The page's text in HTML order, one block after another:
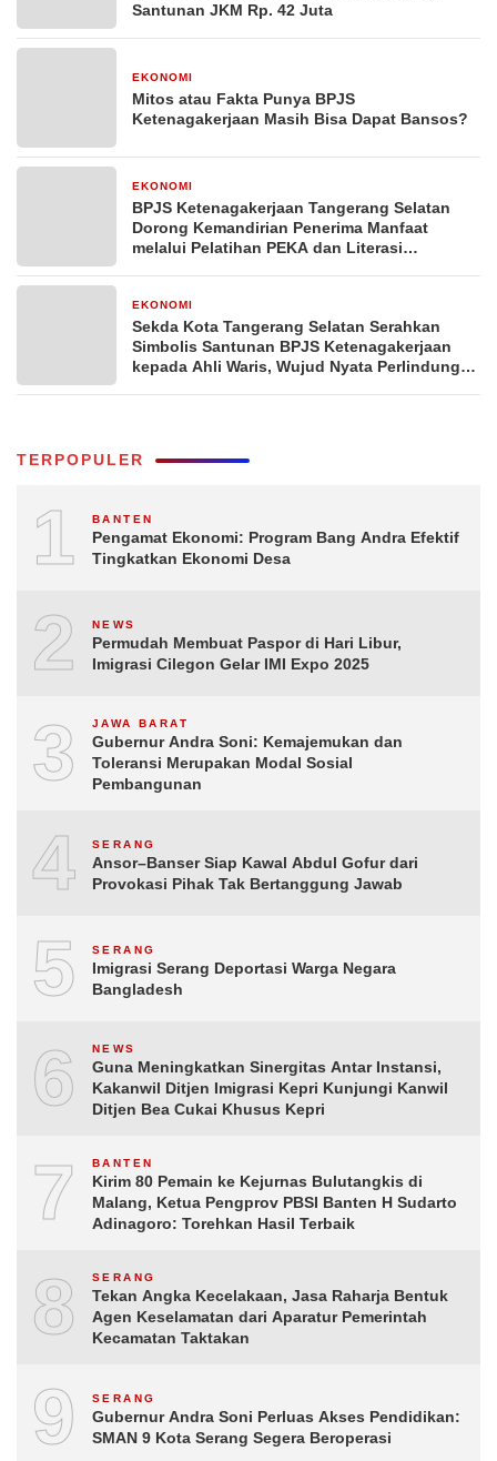
Santunan JKM Rp. 42 Juta
EKONOMI
Mitos atau Fakta Punya BPJS
Ketenagakerjaan Masih Bisa Dapat Bansos?
EKONOMI
BPJS Ketenagakerjaan Tangerang Selatan
Dorong Kemandirian Penerima Manfaat
melalui Pelatihan PEKA dan Literasi
EKONOMI
Sekda Kota Tangerang Selatan Serahkan
Simbolis Santunan BPJS Ketenagakerjaan
kepada Ahli Waris, Wujud Nyata Perlindungan
TERPOPULER
1 BANTEN
Pengamat Ekonomi: Program Bang Andra Efektif
Tingkatkan Ekonomi Desa
2 NEWS
Permudah Membuat Paspor di Hari Libur,
Imigrasi Cilegon Gelar IMI Expo 2025
3 JAWA BARAT
Gubernur Andra Soni: Kemajemukan dan
Toleransi Merupakan Modal Sosial
Pembangunan
4 SERANG
Ansor–Banser Siap Kawal Abdul Gofur dari
Provokasi Pihak Tak Bertanggung Jawab
5 SERANG
Imigrasi Serang Deportasi Warga Negara
Bangladesh
6 NEWS
Guna Meningkatkan Sinergitas Antar Instansi,
Kakanwil Ditjen Imigrasi Kepri Kunjungi Kanwil
Ditjen Bea Cukai Khusus Kepri
7 BANTEN
Kirim 80 Pemain ke Kejurnas Bulutangkis di
Malang, Ketua Pengprov PBSI Banten H Sudarto
Adinagoro: Torehkan Hasil Terbaik
8 SERANG
Tekan Angka Kecelakaan, Jasa Raharja Bentuk
Agen Keselamatan dari Aparatur Pemerintah
Kecamatan Taktakan
9 SERANG
Gubernur Andra Soni Perluas Akses Pendidikan:
SMAN 9 Kota Serang Segera Beroperasi